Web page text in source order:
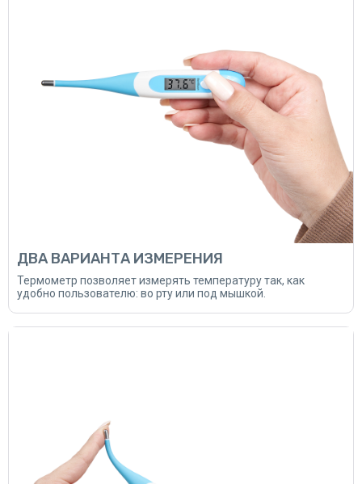
ДВА ВАРИАНТА ИЗМЕРЕНИЯ
Термометр позволяет измерять температуру так, как
удобно пользователю: во рту или под мышкой.